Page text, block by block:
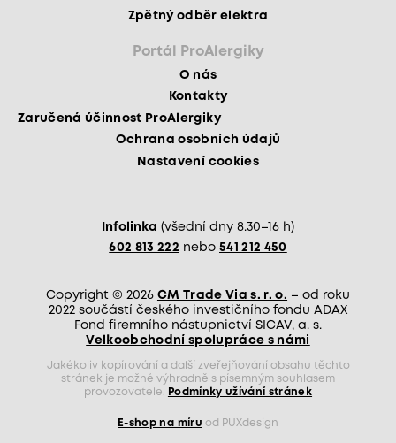
Zpětný odběr elektra
Portál ProAlergiky
O nás
Kontakty
Zaručená účinnost ProAlergiky
Ochrana osobních údajů
Nastavení cookies
Infolinka (všední dny 8.30–16 h)
602 813 222 nebo 541 212 450
Copyright © 2026 CM Trade Via s. r. o. – od roku
2022 součástí českého investičního fondu ADAX
Fond firemního nástupnictví SICAV, a. s.
Velkoobchodní spolupráce s námi
Jakékoliv kopírování a další zveřejňování obsahu těchto
stránek je možné výhradně s písemným souhlasem
provozovatele.
Podmínky užívání stránek
E-shop na míru od PUXdesign